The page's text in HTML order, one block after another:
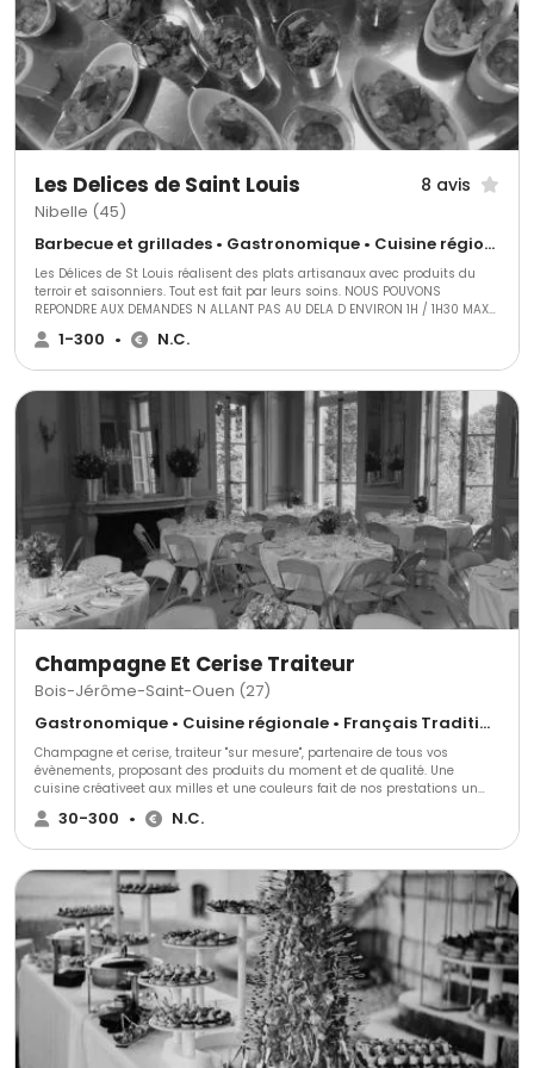
bons pour la santé en équilibre gustatif et nutritionnel. 3) Social : Nous
travaillons activement à soutenir, développer et aider l'économie local.
Peu importe que nous soyons en hiver, au printemps, en été ou à
l’automne, nous choisissons toujours pour nos clients, une sélection des
meilleurs produits d’artisans français locaux.
Les Delices de Saint Louis 8 avis
Nibelle (45)
Barbecue et grillades • Gastronomique • Cuisine régionale
Les Délices de St Louis réalisent des plats artisanaux avec produits du
terroir et saisonniers. Tout est fait par leurs soins. NOUS POUVONS
REPONDRE AUX DEMANDES N ALLANT PAS AU DELA D ENVIRON 1H / 1H30 MAX
DE NOTRE LABORATOIRE
1-300 • N.C.
Champagne Et Cerise Traiteur
Bois-Jérôme-Saint-Ouen (27)
Gastronomique • Cuisine régionale • Français Traditionnel
Champagne et cerise, traiteur "sur mesure", partenaire de tous vos
évènements, proposant des produits du moment et de qualité. Une
cuisine créativeet aux milles et une couleurs fait de nos prestations un
concept de plaisir gustatifs. Nous proposons uniquement des produits
faits maison et réalisés par nos soins dans notre laboratoire. Ce plaisir est
peut s'étendre jusqu'à chez vous avec des services à domicile.
30-300 • N.C.